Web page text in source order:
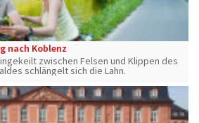
nach Koblenz
zwischen Felsen und Klippen des
schlängelt sich die Lahn.